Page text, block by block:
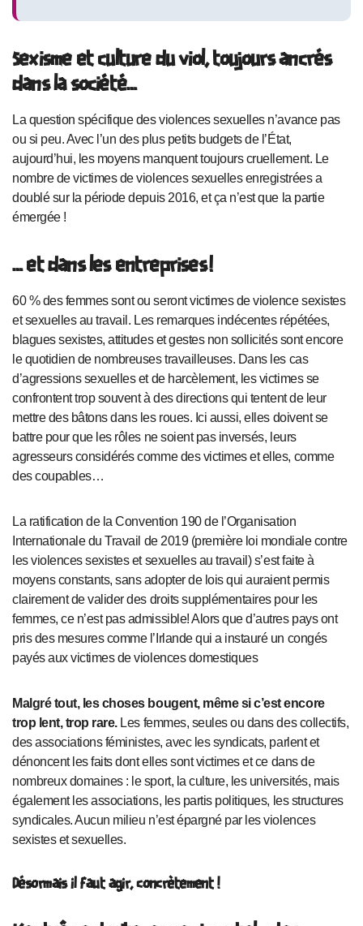
Sexisme et culture du viol, toujours ancrés
dans la société…
La question spécifique des violences sexuelles n’avance pas
ou si peu. Avec l’un des plus petits budgets de l’État,
aujourd’hui, les moyens manquent toujours cruellement. Le
nombre de victimes de violences sexuelles enregistrées a
doublé sur la période depuis 2016, et ça n’est que la partie
émergée !
… et dans les entreprises !
60 % des femmes sont ou seront victimes de violence sexistes
et sexuelles au travail. Les remarques indécentes répétées,
blagues sexistes, attitudes et gestes non sollicités sont encore
le quotidien de nombreuses travailleuses. Dans les cas
d’agressions sexuelles et de harcèlement, les victimes se
confrontent trop souvent à des directions qui tentent de leur
mettre des bâtons dans les roues. Ici aussi, elles doivent se
battre pour que les rôles ne soient pas inversés, leurs
agresseurs considérés comme des victimes et elles, comme
des coupables…
La ratification de la Convention 190 de l’Organisation
Internationale du Travail de 2019 (première loi mondiale contre
les violences sexistes et sexuelles au travail) s’est faite à
moyens constants, sans adopter de lois qui auraient permis
clairement de valider des droits supplémentaires pour les
femmes, ce n’est pas admissible! Alors que d’autres pays ont
pris des mesures comme l’Irlande qui a instauré un congés
payés aux victimes de violences domestiques
Malgré tout, les choses bougent, même si c’est encore
trop lent, trop rare.Les femmes, seules ou dans des collectifs,
des associations féministes, avec les syndicats, parlent et
dénoncent les faits dont elles sont victimes et ce dans de
nombreux domaines : le sport, la culture, les universités, mais
également les associations, les partis politiques, les structures
syndicales. Aucun milieu n’est épargné par les violences
sexistes et sexuelles.
Désormais il faut agir, concrètement !